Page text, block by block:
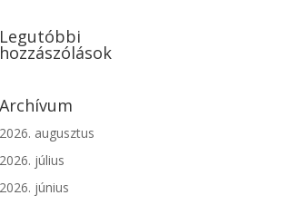
Legutóbbi
hozzászólások
Archívum
2026. augusztus
2026. július
2026. június